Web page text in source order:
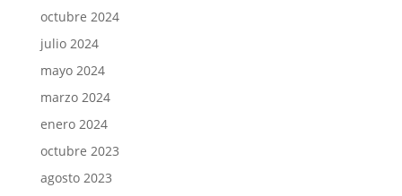
octubre 2024
julio 2024
mayo 2024
marzo 2024
enero 2024
octubre 2023
agosto 2023